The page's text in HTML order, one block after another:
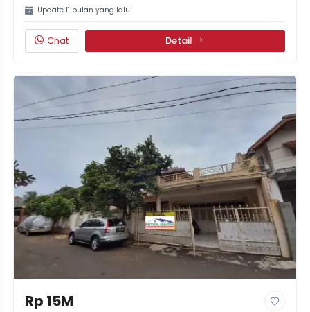
Update 11 bulan yang lalu
Chat Detail
Rp 15M